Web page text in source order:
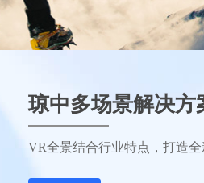
琼中多场景解决
VR全景结合行业特点，打造全